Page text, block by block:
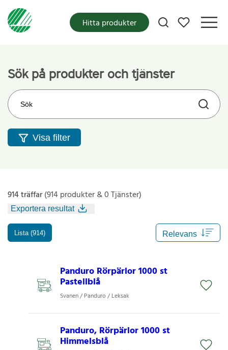
Mina favoriter
Hitta produkter
Sök på produkter och tjänster
Sök på webbplatsen
Visa filter
914 träffar(914 produkter & 0 Tjänster)
Exportera resultat
Lista (914)
Panduro Rörpärlor 1000 st
Pastellblå
Svanen / Panduro / Leksak
Panduro, Rörpärlor 1000 st
Himmelsblå